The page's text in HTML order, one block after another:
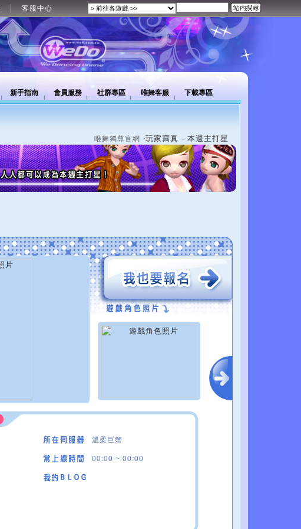
客服中心
新手指南 會員服務 社群專區 唯舞客服 下載專區
唯舞獨尊官網 ‧玩家寫真 - 本週主打星
溫柔巨蟹
00:00 ~ 00:00